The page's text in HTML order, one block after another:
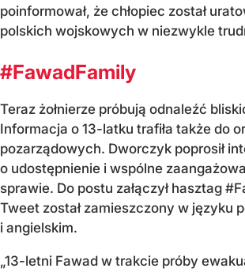
poinformował, że chłopiec został
polskich wojskowych w niezwykle
#FawadFamily
Teraz żołnierze próbują odnaleźć
Informacja o 13-latku trafiła także do
pozarządowych. Dworczyk poprosił
o udostępnienie i wspólne
sprawie. Do postu załączył hasztag
Tweet został zamieszczony w języku
i angielskim.
„13-letni Fawad w trakcie próby